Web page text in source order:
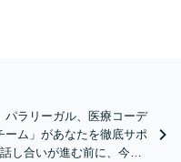
パラリーガル、医療コーデ
ーム」があなたを徹底サポ
し合いが進む前に、今す